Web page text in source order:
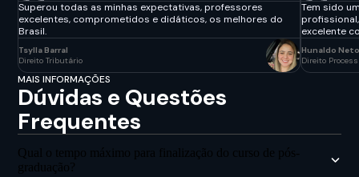
Superou todas as minhas expectativas, professores
excelentes, comprometidos e didáticos, os melhores do
Brasil.
Tsylla Barral
Direito Tributário
Tem sido
excelente
Hunaldo
Direito
MAIS INFORMAÇÕES
Dúvidas e Questões
Frequentes
Qual o tempo máximo para finalização do curso de pós-
graduação?